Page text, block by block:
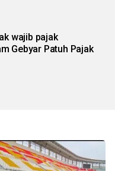
wajib pajak
Gebyar Patuh Pajak